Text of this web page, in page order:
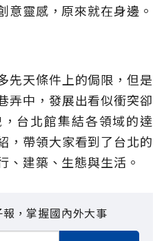
意靈感，原來就在身邊。
先天條件上的侷限，但是
弄中，發展出看似衝突卻
台北館集結各領域的達
，帶領大家看到了台北的
、建築、生態與生活。
，掌握國內外大事